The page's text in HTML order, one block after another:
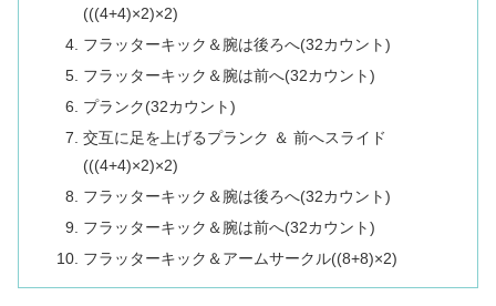
(((4+4)×2)×2)
フラッターキック＆腕は後ろへ(32カウント)
フラッターキック＆腕は前へ(32カウント)
プランク(32カウント)
交互に足を上げるプランク ＆ 前へスライド
(((4+4)×2)×2)
フラッターキック＆腕は後ろへ(32カウント)
フラッターキック＆腕は前へ(32カウント)
フラッターキック＆アームサークル((8+8)×2)